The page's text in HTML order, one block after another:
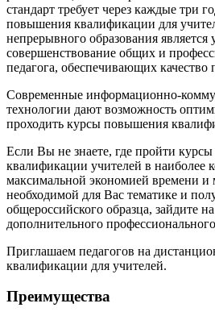
стандарт требует через каждые три
повышения квалификации для
непрерывного образования является
совершенствование общих и
педагога, обеспечивающих качество
Современные информационно-
технологии дают возможность
проходить курсы повышения
Если Вы не знаете, где пройти
квалификации учителей в наиболее
максимальной экономией времени и
необходимой для Вас тематике и
общероссийского образца, зайдите
дополнительного
Приглашаем педагогов на
квалификации для учителей.
Преимущества